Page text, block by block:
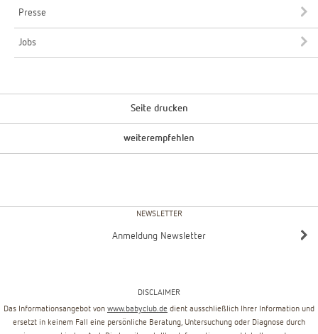
Presse
Jobs
Seite drucken
weiterempfehlen
NEWSLETTER
Anmeldung Newsletter
DISCLAIMER
Das Informationsangebot von www.babyclub.de dient ausschließlich Ihrer Information und
ersetzt in keinem Fall eine persönliche Beratung, Untersuchung oder Diagnose durch